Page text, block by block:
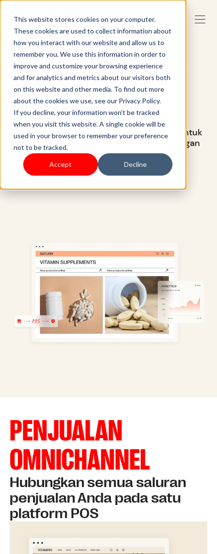
This website stores cookies on your computer.
These cookies are used to collect information about
how you interact with our website and allow us to
remember you. We use this information in order to
improve and customize your browsing experience
and for analytics and metrics about our visitors both
on this website and other media. To find out more
about the cookies we use, see our Privacy Policy.
If you decline, your information won’t be tracked
when you visit this website. A single cookie will be
used in your browser to remember your preference
not to be tracked.
Accept Decline
Bisnis yang sehat, pelanggan yang bahagia
POS andalan untuk toko
vitamin & suplemen
Dapatkan semua alat dan fungsionalitas untuk
menjalankan bisnis ritel vitamin Anda dengan
lancar dan mudah.
Memulai
PENJUALAN
OMNICHANNEL
Hubungkan semua saluran
penjualan Anda pada satu
platform POS